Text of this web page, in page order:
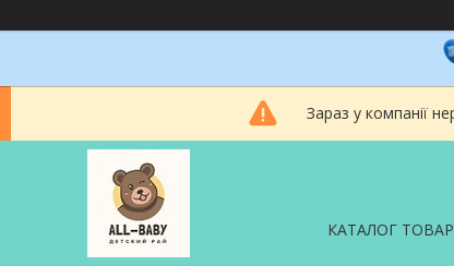
Зараз у компанії
КАТАЛОГ